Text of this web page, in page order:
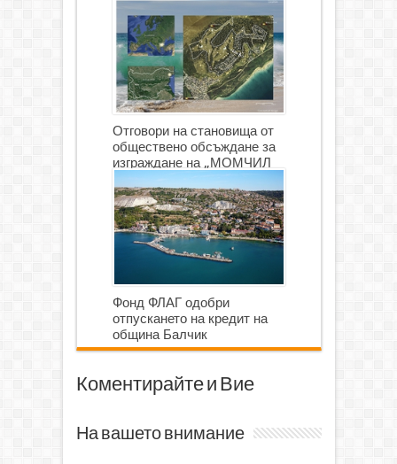
Отговори на становища от
обществено обсъждане за
изграждане на „МОМЧИЛ
ГОЛФ И ГОЛФ ИГРИЩЕ”
Фонд ФЛАГ одобри
отпускането на кредит на
община Балчик
Коментирайте и Вие
На вашето внимание